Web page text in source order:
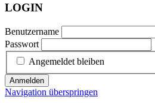
LOGIN
Benutzername
Passwort
Angemeldet bleiben
Anmelden
Navigation überspringen